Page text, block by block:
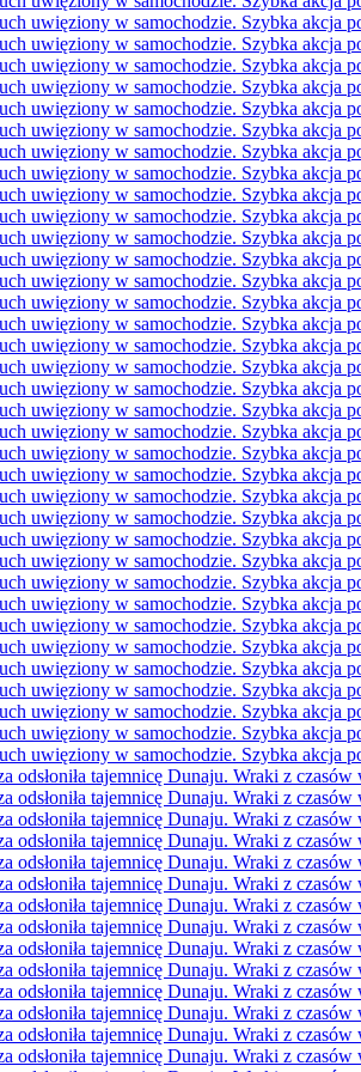
uwięziony w samochodzie. Szybka akcja
uwięziony w samochodzie. Szybka akcja
uwięziony w samochodzie. Szybka akcja
uwięziony w samochodzie. Szybka akcja
uwięziony w samochodzie. Szybka akcja
uwięziony w samochodzie. Szybka akcja
uwięziony w samochodzie. Szybka akcja
uwięziony w samochodzie. Szybka akcja
uwięziony w samochodzie. Szybka akcja
uwięziony w samochodzie. Szybka akcja
uwięziony w samochodzie. Szybka akcja
uwięziony w samochodzie. Szybka akcja
uwięziony w samochodzie. Szybka akcja
uwięziony w samochodzie. Szybka akcja
uwięziony w samochodzie. Szybka akcja
uwięziony w samochodzie. Szybka akcja
uwięziony w samochodzie. Szybka akcja
uwięziony w samochodzie. Szybka akcja
uwięziony w samochodzie. Szybka akcja
uwięziony w samochodzie. Szybka akcja
uwięziony w samochodzie. Szybka akcja
uwięziony w samochodzie. Szybka akcja
uwięziony w samochodzie. Szybka akcja
uwięziony w samochodzie. Szybka akcja
uwięziony w samochodzie. Szybka akcja
uwięziony w samochodzie. Szybka akcja
uwięziony w samochodzie. Szybka akcja
uwięziony w samochodzie. Szybka akcja
uwięziony w samochodzie. Szybka akcja
uwięziony w samochodzie. Szybka akcja
uwięziony w samochodzie. Szybka akcja
uwięziony w samochodzie. Szybka akcja
uwięziony w samochodzie. Szybka akcja
uwięziony w samochodzie. Szybka akcja
uwięziony w samochodzie. Szybka akcja
odsłoniła tajemnicę Dunaju. Wraki z
odsłoniła tajemnicę Dunaju. Wraki z
odsłoniła tajemnicę Dunaju. Wraki z
odsłoniła tajemnicę Dunaju. Wraki z
odsłoniła tajemnicę Dunaju. Wraki z
odsłoniła tajemnicę Dunaju. Wraki z
odsłoniła tajemnicę Dunaju. Wraki z
odsłoniła tajemnicę Dunaju. Wraki z
odsłoniła tajemnicę Dunaju. Wraki z
odsłoniła tajemnicę Dunaju. Wraki z
odsłoniła tajemnicę Dunaju. Wraki z
odsłoniła tajemnicę Dunaju. Wraki z
odsłoniła tajemnicę Dunaju. Wraki z
odsłoniła tajemnicę Dunaju. Wraki z